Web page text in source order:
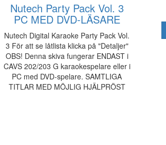
Nutech Party Pack Vol. 3
PC MED DVD-LÄSARE
Nutech Digital Karaoke Party Pack Vol.
3 För att se låtlista klicka på "Detaljer"
OBS! Denna skiva fungerar ENDAST i
CAVS 202/203 G karaokespelare eller i
PC med DVD-spelare. SAMTLIGA
TITLAR MED MÖJLIG HJÄLPRÖST